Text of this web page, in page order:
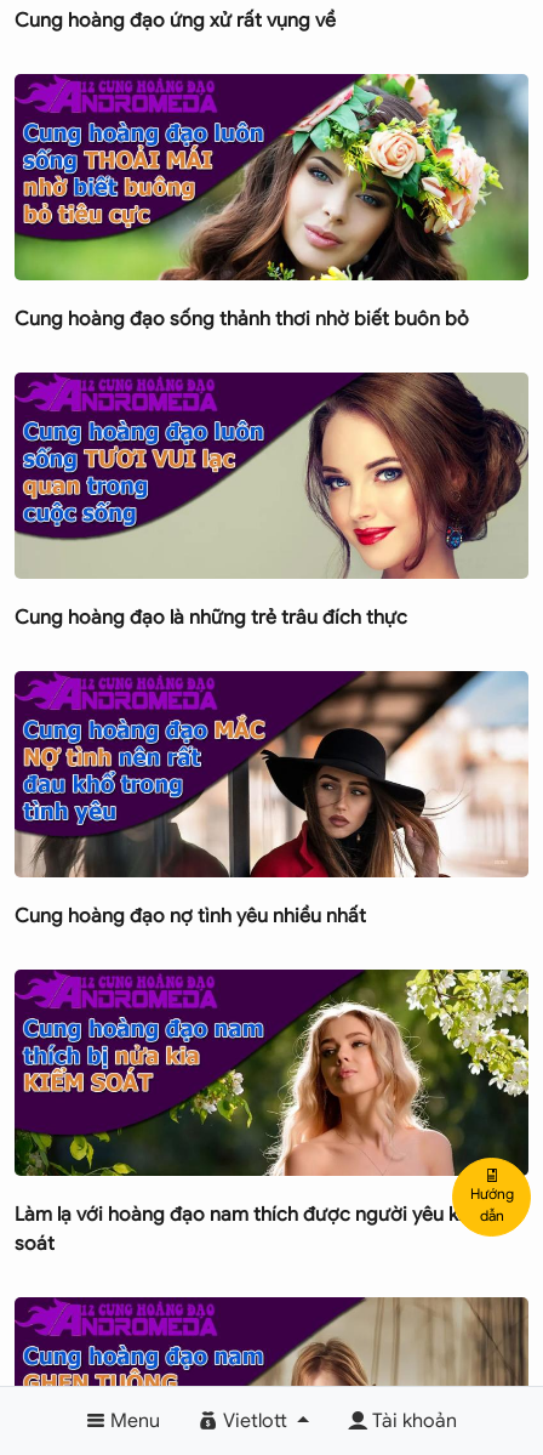
Menu Vietlott Tài khoản
Cung hoàng đạo ứng xử rất vụng về
Cung hoàng đạo sống thảnh thơi nhờ biết buôn bỏ
Cung hoàng đạo là những trẻ trâu đích thực
Cung hoàng đạo nợ tình yêu nhiều nhất
Làm lạ với hoàng đạo nam thích được người yêu kiểm
soát
Hướng
dẫn